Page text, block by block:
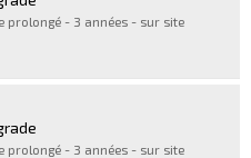
prolongé - 3 années - sur site
prolongé - 3 années - sur site